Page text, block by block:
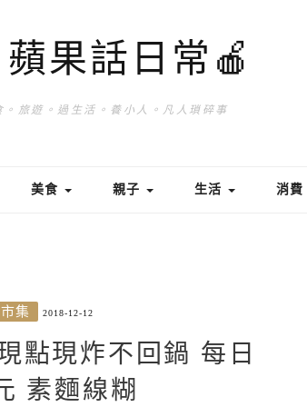
蘋果話日常🍎
。旅遊。過生活。養小人。凡人瑣碎事
美食 親子 生活 消費
集 2018-12-12
點現炸不回鍋 每日
素麵線糊